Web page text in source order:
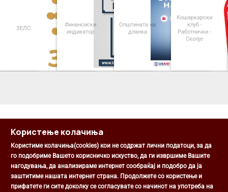
ЗЕЛС
Финансиски
индикатор
Општината на
дланка
Кошаркарски
клуб -
Работнички -
Скопје
Општина Центар
Михаил Цоков бр. 1, Скопје
Користење колачиња
Користиме колачиња(cookies) кои не содржат лични податоци, за да
го подобриме Вашето корисничко искуство, да ги извршиме Вашите
нагодувања, да анализираме интернет сообраќај и подобро да ја
заштитиме нашата интернет страна. Продолжете со користење и
прифатете ги сите доколку се согласувате со начинот на употреба на